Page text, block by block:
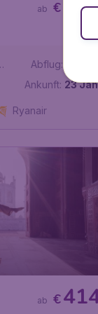
€
ab
Abflug:
Ankunft: 23
Ryanair
€
ab